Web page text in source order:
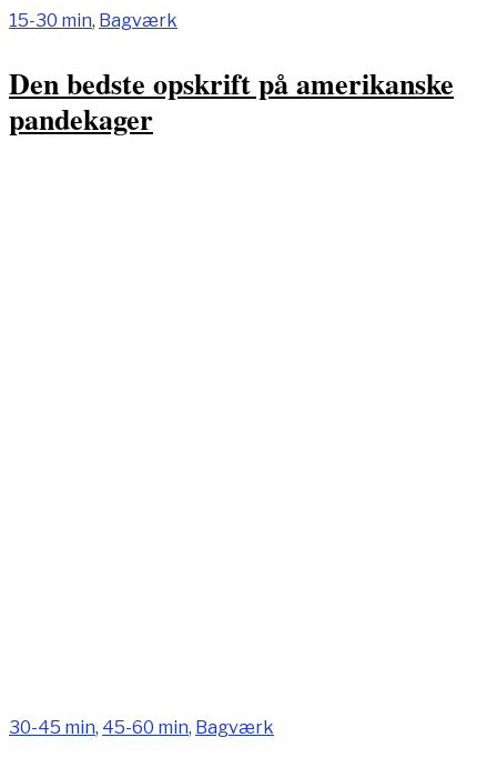
15-30 min, Bagværk
Den bedste opskrift på amerikanske
pandekager
30-45 min, 45-60 min, Bagværk